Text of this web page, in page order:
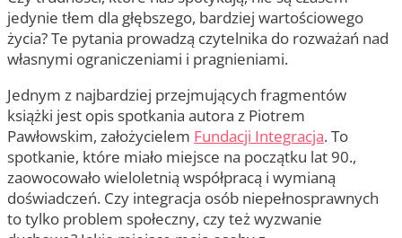
jedynie tłem dla głębszego, bardziej wartościowego
życia? Te pytania prowadzą czytelnika do rozważań nad
własnymi ograniczeniami i pragnieniami.
Jednym z najbardziej przejmujących fragmentów
książki jest opis spotkania autora z Piotrem
Pawłowskim, założycielem Fundacji Integracja. To
spotkanie, które miało miejsce na początku lat 90.,
zaowocowało wieloletnią współpracą i wymianą
doświadczeń. Czy integracja osób niepełnosprawnych
to tylko problem społeczny, czy też wyzwanie